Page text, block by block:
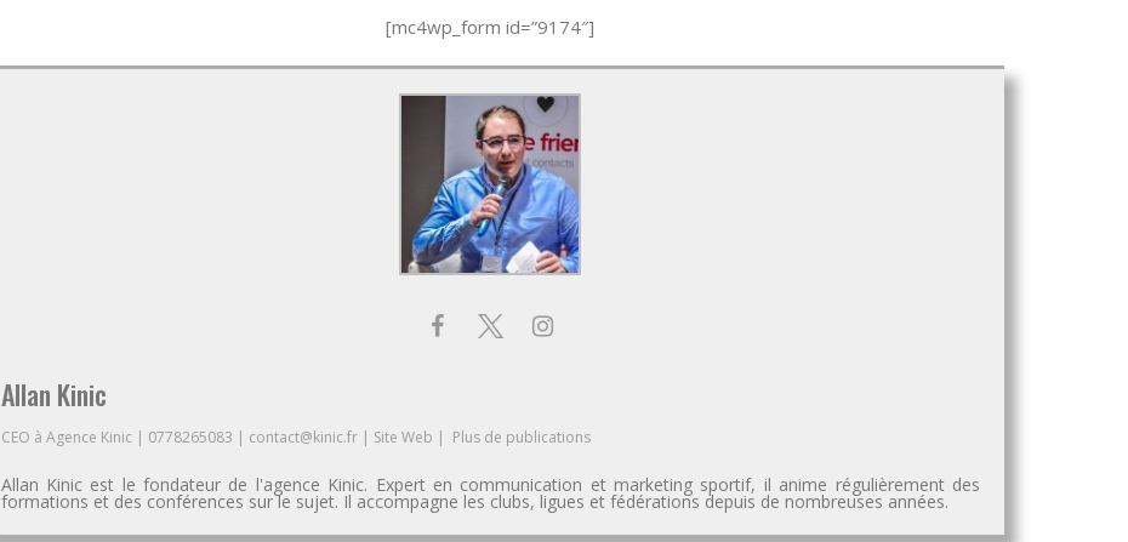
[mc4wp_form id=”9174″]
Allan Kinic
CEO à Agence Kinic | 0778265083 | contact@kinic.fr | Site Web | Plus de publications
Allan Kinic est le fondateur de l'agence Kinic. Expert en communication et marketing sportif, il anime régulièrement des
formations et des conférences sur le sujet. Il accompagne les clubs, ligues et fédérations depuis de nombreuses années.